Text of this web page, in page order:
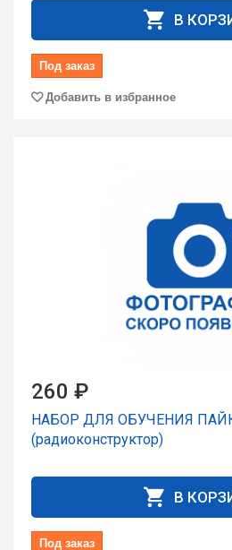
В
Под заказ
Добавить в избранное
260 ₽
НАБОР ДЛЯ ОБУЧЕНИЯ
(радиоконструктор)
В
Под заказ